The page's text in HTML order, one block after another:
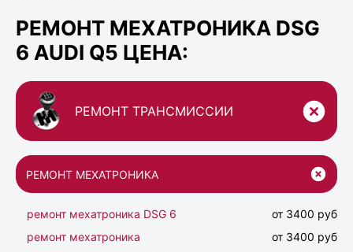
РЕМОНТ МЕХАТРОНИКА DSG
6 AUDI Q5 ЦЕНА:
РЕМОНТ ТРАНСМИССИИ
РЕМОНТ МЕХАТРОНИКА
ремонт мехатроника DSG 6
от 3400 руб
ремонт мехатроника
от 3400 руб